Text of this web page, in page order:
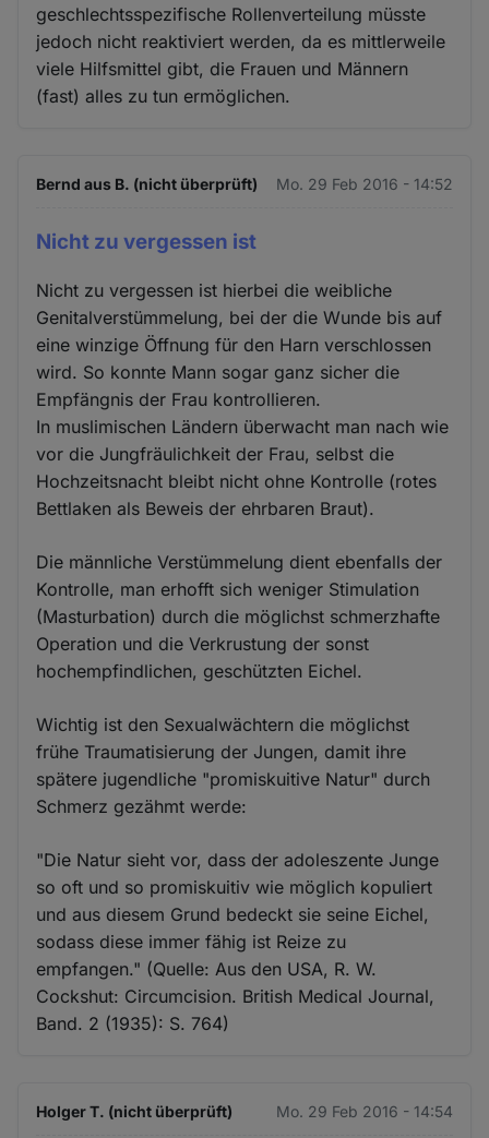
geschlechtsspezifische Rollenverteilung müsste
jedoch nicht reaktiviert werden, da es mittlerweile
viele Hilfsmittel gibt, die Frauen und Männern
(fast) alles zu tun ermöglichen.
Bernd aus B. (nicht überprüft) Mo. 29 Feb 2016 - 14:52
Nicht zu vergessen ist
Nicht zu vergessen ist hierbei die weibliche
Genitalverstümmelung, bei der die Wunde bis auf
eine winzige Öffnung für den Harn verschlossen
wird. So konnte Mann sogar ganz sicher die
Empfängnis der Frau kontrollieren.
In muslimischen Ländern überwacht man nach wie
vor die Jungfräulichkeit der Frau, selbst die
Hochzeitsnacht bleibt nicht ohne Kontrolle (rotes
Bettlaken als Beweis der ehrbaren Braut).
Die männliche Verstümmelung dient ebenfalls der
Kontrolle, man erhofft sich weniger Stimulation
(Masturbation) durch die möglichst schmerzhafte
Operation und die Verkrustung der sonst
hochempfindlichen, geschützten Eichel.
Wichtig ist den Sexualwächtern die möglichst
frühe Traumatisierung der Jungen, damit ihre
spätere jugendliche "promiskuitive Natur" durch
Schmerz gezähmt werde:
"Die Natur sieht vor, dass der adoleszente Junge
so oft und so promiskuitiv wie möglich kopuliert
und aus diesem Grund bedeckt sie seine Eichel,
sodass diese immer fähig ist Reize zu
empfangen." (Quelle: Aus den USA, R. W.
Cockshut: Circumcision. British Medical Journal,
Band. 2 (1935): S. 764)
Holger T. (nicht überprüft) Mo. 29 Feb 2016 - 14:54